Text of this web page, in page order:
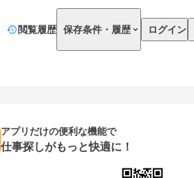
閲覧履歴 保存条件・履歴 ログイン
アプリだけの便利な機能で
仕事探しがもっと快適に！